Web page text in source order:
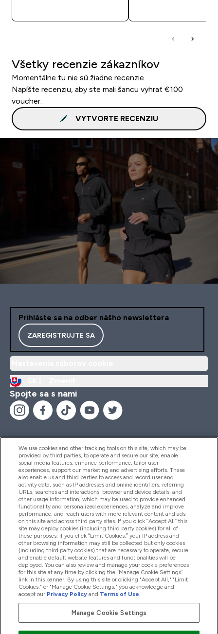
Všetky recenzie zákazníkov
Momentálne tu nie sú žiadne recenzie.
Napíšte recenziu, aby ste mali šancu vyhrať €100
voucher.
VYTVORTE RECENZIU
Prihláste sa na odber nášho newslettera
ZAREGISTRUJTE SA
Spojte sa s nami
Pomoc & Informácie
Produkty
Informácie O Spoločnosti
Vernosť & Odmeny
2026 The Hut.com Ltd
We use cookies and other tracking tools on this site, which may be
provided by third parties, to operate and secure our site, enable
social media features, enhance performance, tailor user
experiences, support our marketing and advertising efforts. These
also enable us and third parties to access and record user and
activity data, such as IP addresses and online identifiers, referring
URLs, searches and interactions, browser and device details, and
other usage information, which may be used to provide enhanced
functionality and personalized experiences, analyze and improve
performance, and reach users with more relevant content and ads
on this site and across third party sites. If you click “Accept All” this
site may deploy cookies (including third party cookies) for all of
these purposes. If you click “Limit Cookies,” your IP address and
other browsing information may still be collected but only cookies
(including third party cookies) that are necessary to operate, secure
and enable default website features and functionalities will be
deployed. You can also review and manage your cookie preferences
for this site at any time by clicking the “Manage Cookie Settings”
link in this banner. By using this site or clicking "Accept All," "Limit
Cookies," or "Manage Cookie Settings," you acknowledge and
accept our Privacy Policy and Terms of Use.
Manage Cookie Settings